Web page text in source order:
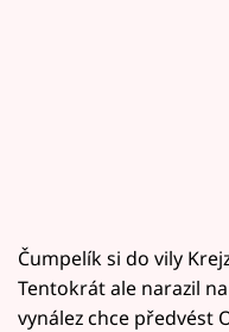
Čumpelík si do vily
Tentokrát ale narazil
vynález chce předvést